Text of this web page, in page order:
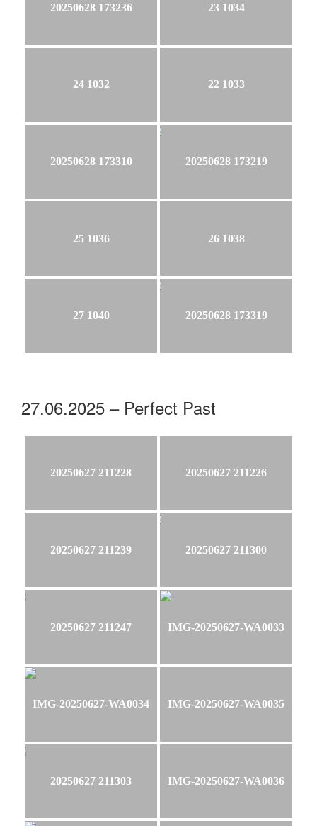
20250628 173236 23 1034
24 1032 22 1033
20250628 173310 20250628 173219
25 1036 26 1038
27 1040 20250628 173319
27.06.2025 – Perfect Past
20250627 211228 20250627 211226
20250627 211239 20250627 211300
20250627 211247 IMG-20250627-WA0033
IMG-20250627-WA0034 IMG-20250627-WA0035
20250627 211303 IMG-20250627-WA0036